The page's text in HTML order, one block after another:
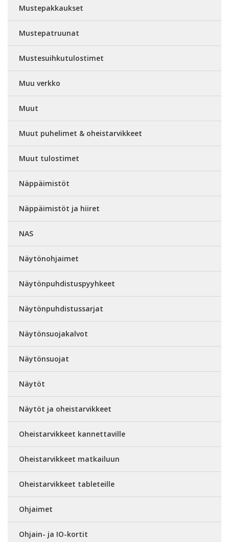
Mustepakkaukset
Mustepatruunat
Mustesuihkutulostimet
Muu verkko
Muut
Muut puhelimet & oheistarvikkeet
Muut tulostimet
Näppäimistöt
Näppäimistöt ja hiiret
NAS
Näytönohjaimet
Näytönpuhdistuspyyhkeet
Näytönpuhdistussarjat
Näytönsuojakalvot
Näytönsuojat
Näytöt
Näytöt ja oheistarvikkeet
Oheistarvikkeet kannettaville
Oheistarvikkeet matkailuun
Oheistarvikkeet tableteille
Ohjaimet
Ohjain- ja IO-kortit